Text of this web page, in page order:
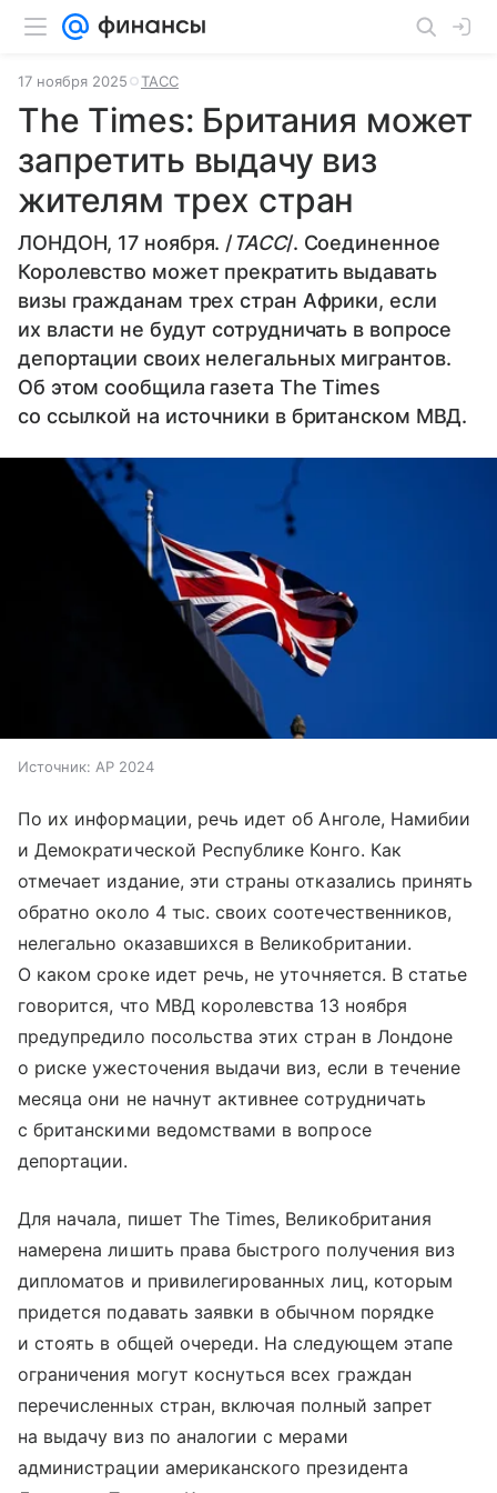
17 ноября 2025 ТАСС
The Times: Британия может
запретить выдачу виз
жителям трех стран
ЛОНДОН, 17 ноября. /ТАСС/. Соединенное
Королевство может прекратить выдавать
визы гражданам трех стран Африки, если
их власти не будут сотрудничать в вопросе
депортации своих нелегальных мигрантов.
Об этом сообщила газета The Times
со ссылкой на источники в британском МВД.
Источник: AP 2024
По их информации, речь идет об Анголе, Намибии
и Демократической Республике Конго. Как
отмечает издание, эти страны отказались принять
обратно около 4 тыс. своих соотечественников,
нелегально оказавшихся в Великобритании.
О каком сроке идет речь, не уточняется. В статье
говорится, что МВД королевства 13 ноября
предупредило посольства этих стран в Лондоне
о риске ужесточения выдачи виз, если в течение
месяца они не начнут активнее сотрудничать
с британскими ведомствами в вопросе
депортации.
Для начала, пишет The Times, Великобритания
намерена лишить права быстрого получения виз
дипломатов и привилегированных лиц, которым
придется подавать заявки в обычном порядке
и стоять в общей очереди. На следующем этапе
ограничения могут коснуться всех граждан
перечисленных стран, включая полный запрет
на выдачу виз по аналогии с мерами
администрации американского президента